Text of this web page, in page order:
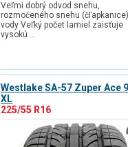
Veľmi dobrý odvod snehu,
rozmočeného snehu
vody Veľký počet lamiel zaisťuje
vysokú …
Westlake SA-57 Zuper Ace
XL
225/55 R16